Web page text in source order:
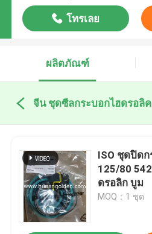
โทรเลย
ผลิตภัณฑ์
จีน ชุดซีลกระบอกไฮดรอลิค
ISO ชุดปิด
125/80
ดรอลิก บูม
MOQ：1 ชุด